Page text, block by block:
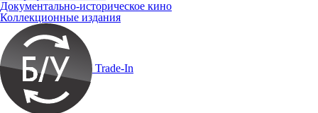
Документально-историческое кино
Коллекционные издания
Trade-In